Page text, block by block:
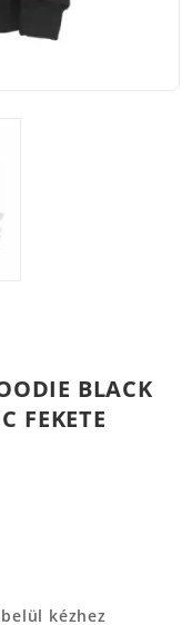
BLACK
FEKETE
kézhez